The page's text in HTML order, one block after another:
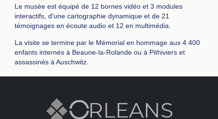
Le musée est équipé de 12 bornes vidéo et 3 modules
interactifs, d'une cartographie dynamique et de 21
témoignages en écoute audio et 12 en multimédia.
La visite se termine par le Mémorial en hommage aux 4 400
enfants internés à Beaune-la-Rolande ou à Pithiviers et
assassinés à Auschwitz.